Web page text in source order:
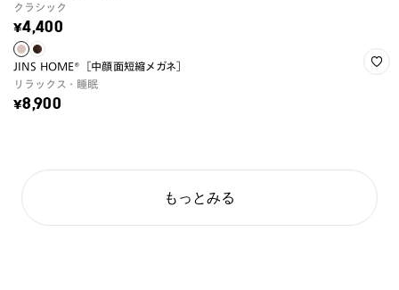
クラシック
¥4,400
JINS HOME®［中顔面短縮メガネ］
リラックス・睡眠
¥8,900
もっとみる